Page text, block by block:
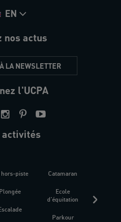
EN
nos actus
LA NEWSLETTER
l'UCPA
activités
hors-piste
Plongée
Catamaran
Ecole
d'équitation
Parkour